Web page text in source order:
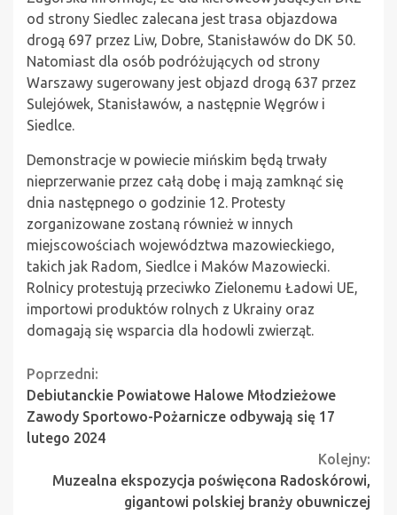
od strony Siedlec zalecana jest trasa objazdowa
drogą 697 przez Liw, Dobre, Stanisławów do DK 50.
Natomiast dla osób podróżujących od strony
Warszawy sugerowany jest objazd drogą 637 przez
Sulejówek, Stanisławów, a następnie Węgrów i
Siedlce.
Demonstracje w powiecie mińskim będą trwały
nieprzerwanie przez całą dobę i mają zamknąć się
dnia następnego o godzinie 12. Protesty
zorganizowane zostaną również w innych
miejscowościach województwa mazowieckiego,
takich jak Radom, Siedlce i Maków Mazowiecki.
Rolnicy protestują przeciwko Zielonemu Ładowi UE,
importowi produktów rolnych z Ukrainy oraz
domagają się wsparcia dla hodowli zwierząt.
Continue
Reading
Poprzedni:
Debiutanckie Powiatowe Halowe Młodzieżowe
Zawody Sportowo-Pożarnicze odbywają się 17
lutego 2024
Kolejny:
Muzealna ekspozycja poświęcona Radoskórowi,
gigantowi polskiej branży obuwniczej